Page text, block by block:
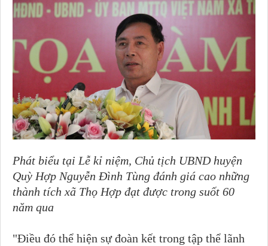
Phát biểu tại Lễ kỉ niệm, Chủ tịch UBND huyện
Quỳ Hợp Nguyễn Đình Tùng đánh giá cao những
thành tích xã Thọ Hợp đạt được trong suốt 60
năm qua
"Điều đó thể hiện sự đoàn kết trong tập thể lãnh